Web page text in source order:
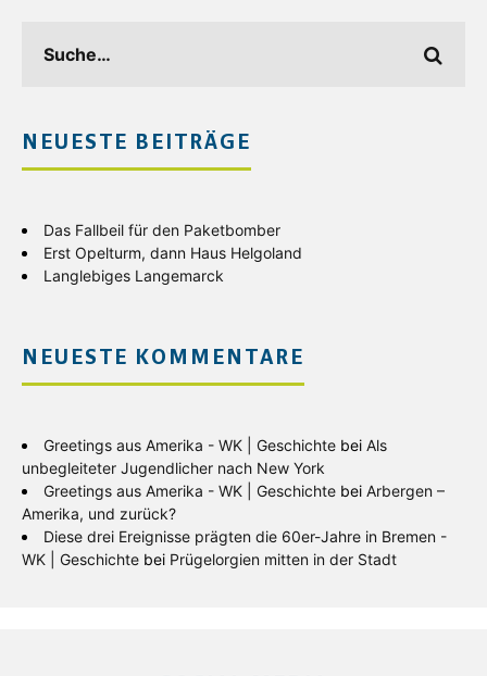
NEUESTE BEITRÄGE
Das Fallbeil für den Paketbomber
Erst Opelturm, dann Haus Helgoland
Langlebiges Langemarck
NEUESTE KOMMENTARE
Greetings aus Amerika - WK | Geschichte bei Als
unbegleiteter Jugendlicher nach New York
Greetings aus Amerika - WK | Geschichte bei Arbergen –
Amerika, und zurück?
Diese drei Ereignisse prägten die 60er-Jahre in Bremen -
WK | Geschichte bei Prügelorgien mitten in der Stadt